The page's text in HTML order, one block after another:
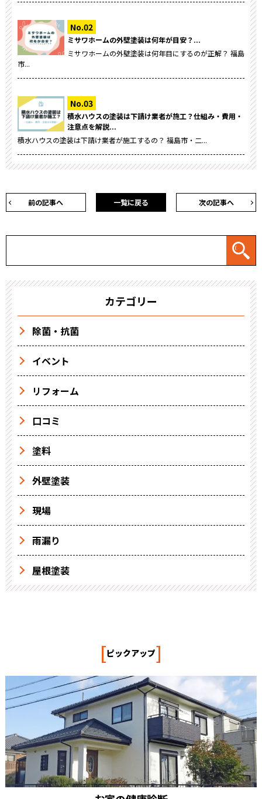
ミサワホームの外壁塗装は何年が目安？...
ミサワホームの外壁塗装は何年目にするのが正解？ 福島
市...
積水ハウスの塗装は下請け業者が施工？仕組み・費用・
注意点を解説...
積水ハウスの塗装は下請け業者が施工するの？ 福島市・二...
前の記事へ 次の記事へ
一覧に戻る
カテゴリー
除菌・抗菌
イベント
リフォーム
口コミ
塗料
外壁塗装
現場
雨漏り
屋根塗装
[ピックアップ]